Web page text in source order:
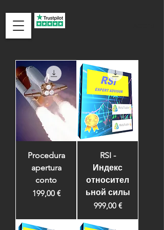
Procedura
apertura
conto
Цена
199,00 €
RSI -
Индекс
относител
ьной силы
Цена
999,00 €